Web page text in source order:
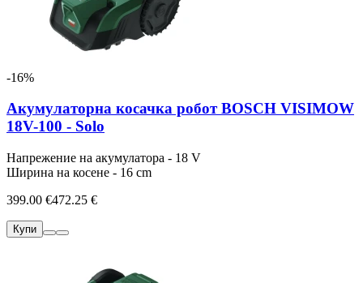
-16%
Акумулаторна косачка робот BOSCH VISIMOW
18V-100 - Solo
Напрежение на акумулатора - 18 V
Ширина на косене - 16 cm
399.00 €472.25 €
Купи